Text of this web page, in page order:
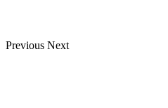
Previous Next